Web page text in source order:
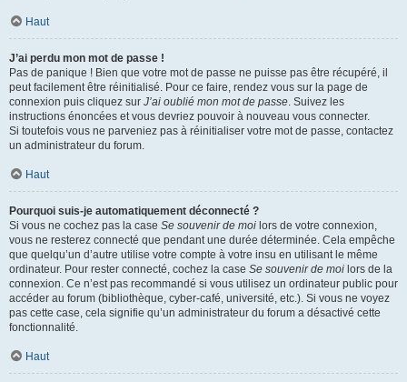
Haut
J’ai perdu mon mot de passe !
Pas de panique ! Bien que votre mot de passe ne puisse pas être récupéré, il
peut facilement être réinitialisé. Pour ce faire, rendez vous sur la page de
connexion puis cliquez sur J’ai oublié mon mot de passe. Suivez les
instructions énoncées et vous devriez pouvoir à nouveau vous connecter.
Si toutefois vous ne parveniez pas à réinitialiser votre mot de passe, contactez
un administrateur du forum.
Haut
Pourquoi suis-je automatiquement déconnecté ?
Si vous ne cochez pas la case Se souvenir de moi lors de votre connexion,
vous ne resterez connecté que pendant une durée déterminée. Cela empêche
que quelqu’un d’autre utilise votre compte à votre insu en utilisant le même
ordinateur. Pour rester connecté, cochez la case Se souvenir de moi lors de la
connexion. Ce n’est pas recommandé si vous utilisez un ordinateur public pour
accéder au forum (bibliothèque, cyber-café, université, etc.). Si vous ne voyez
pas cette case, cela signifie qu’un administrateur du forum a désactivé cette
fonctionnalité.
Haut